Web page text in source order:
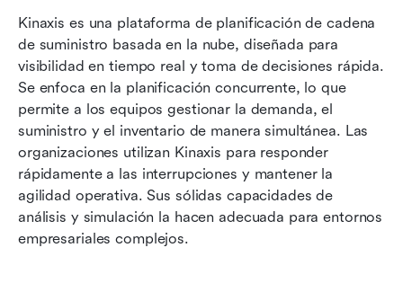
Kinaxis es una plataforma de planificación de cadena
de suministro basada en la nube, diseñada para
visibilidad en tiempo real y toma de decisiones rápida.
Se enfoca en la planificación concurrente, lo que
permite a los equipos gestionar la demanda, el
suministro y el inventario de manera simultánea. Las
organizaciones utilizan Kinaxis para responder
rápidamente a las interrupciones y mantener la
agilidad operativa. Sus sólidas capacidades de
análisis y simulación la hacen adecuada para entornos
empresariales complejos.